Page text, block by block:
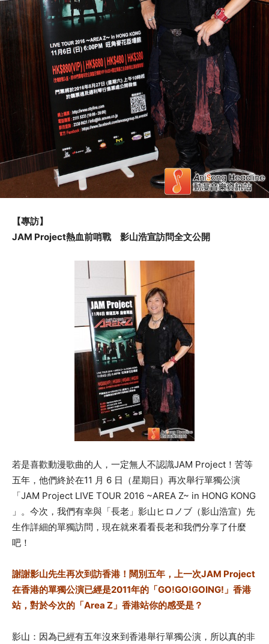
【專訪】
JAM Project熱血前哨戰 影山浩宣訪問全文公開
若是喜歡動漫歌曲的人，一定無人不認識JAM Project！苦等
五年，他們終於在11 月 6 日（星期日）再次舉行單獨公演
「JAM Project LIVE TOUR 2016 ~AREA Z~ in HONG KONG
」。 今次，我們有幸與「長老」影山ヒロノブ（影山浩宣）先
生作詳細的單獨訪問，現在就來看看長老和我們分享了什麼
吧！
謝謝影山先生再次到訪香港！闊別五年，上一次JAM Project
在香港的單獨公演已經是2011年的「GO!GO!GOING!」香港
站，對於今次的「Area Z」香港站你的感受是？
影山：因為已經有五年沒來到香港舉行單獨公演，所以真的非